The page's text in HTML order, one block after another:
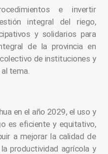
e invertir
integral del riego,
y solidarios para
de la provincia en
de instituciones y
tema.
en el año 2029, el uso y
es eficiente y equitativo,
a mejorar la calidad de
productividad agrícola y